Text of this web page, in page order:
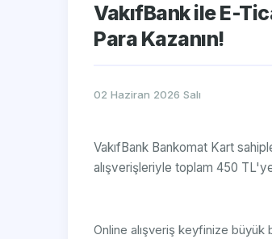
VakıfBank ile E-
Para Kazanın!
02 Haziran 2026 Salı
VakıfBank Bankomat Kart
alışverişleriyle toplam 450
Online alışveriş keyfinize büyük